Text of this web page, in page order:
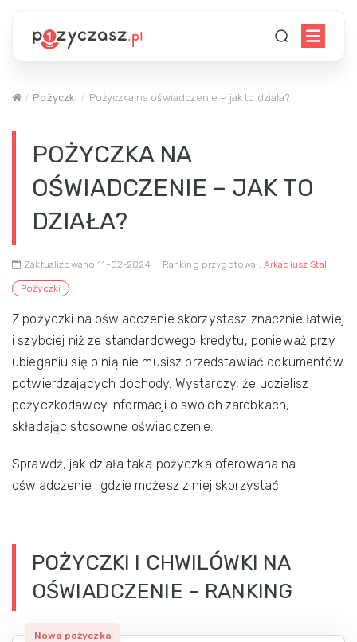
Pożyczki Pożyczka na oświadczenie – jak to działa?
POŻYCZKA NA
OŚWIADCZENIE – JAK TO
DZIAŁA?
Zaktualizowano 11-02-2024 Ranking przygotował: Arkadiusz Stal
Pożyczki
Z pożyczki na oświadczenie skorzystasz znacznie łatwiej
i szybciej niż ze standardowego kredytu, ponieważ przy
ubieganiu się o nią nie musisz przedstawiać dokumentów
potwierdzających dochody. Wystarczy, że udzielisz
pożyczkodawcy informacji o swoich zarobkach,
składając stosowne oświadczenie.
Sprawdź, jak działa taka pożyczka oferowana na
oświadczenie i gdzie możesz z niej skorzystać.
POŻYCZKI I CHWILÓWKI NA
OŚWIADCZENIE – RANKING
Nowa pożyczka